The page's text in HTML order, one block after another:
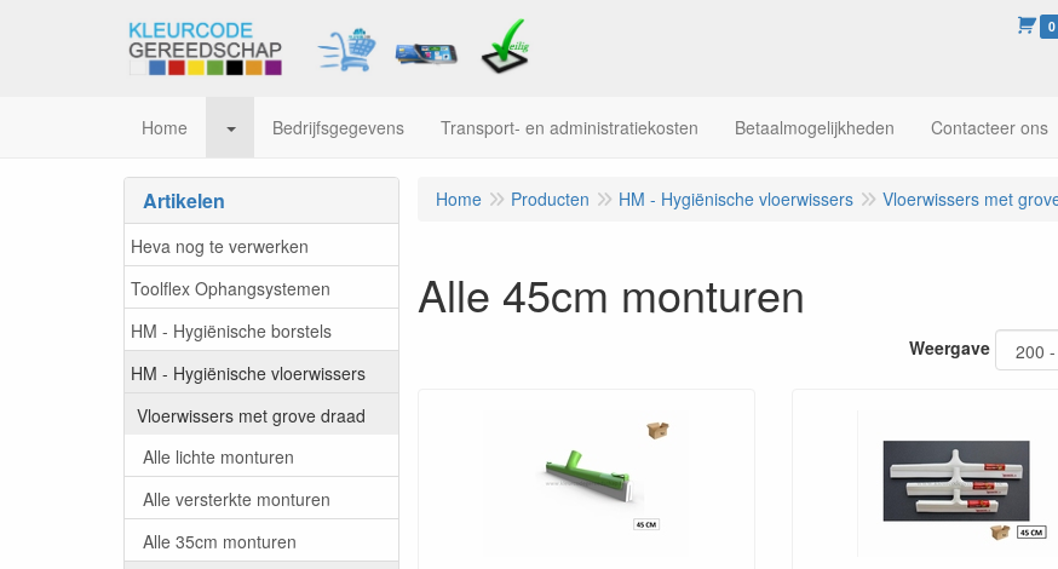
0
Home Bedrijfsgegevens Transport- en administratiekosten Betaalmogelijkheden Contacteer ons
Artikelen
Heva nog te verwerken
Toolflex Ophangsystemen
HM - Hygiënische borstels
HM - Hygiënische vloerwissers
Vloerwissers met grove draad
Alle lichte monturen
Alle versterkte monturen
Alle 35cm monturen
Home Producten HM - Hygiënische vloerwissers Vloerwissers met
Alle 45cm monturen
Weergave